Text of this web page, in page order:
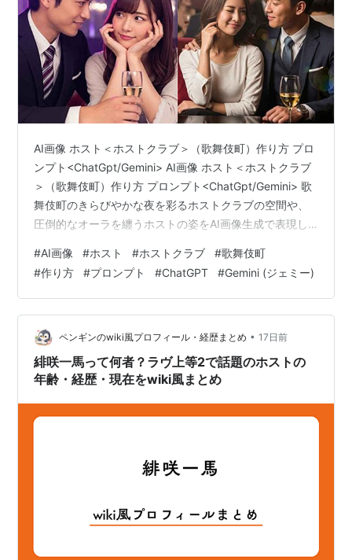
AI画像 ホスト＜ホストクラブ＞（歌舞伎町）作り方 プロ
ンプト<ChatGpt/Gemini> AI画像 ホスト＜ホストクラブ
＞（歌舞伎町）作り方 プロンプト<ChatGpt/Gemini> 歌
舞伎町のきらびやかな夜を彩るホストクラブの空間や、
圧倒的なオーラを纏うホストの姿をAI画像生成で表現し
活用すれば、幻想的でありながらも生々しい熱気を感じ
させるリアルな歌舞伎町のホストの世界観を自在に描き
出すことができます。 AI画像生成におけるプロンプトの
組み立て方において、最も大切なのは、歌舞伎町という
街特有の洗練された高級感と、そこに集う…
#AI画像 #ホスト #ホストクラブ #歌舞伎町
#作り方 #プロンプト #ChatGPT #Gemini (ジェミー)
ペンギンのwiki風プロフィール・経歴まとめ • 17日前
緋咲一馬って何者？ラヴ上等2で話題のホストの
年齢・経歴・現在をwiki風まとめ